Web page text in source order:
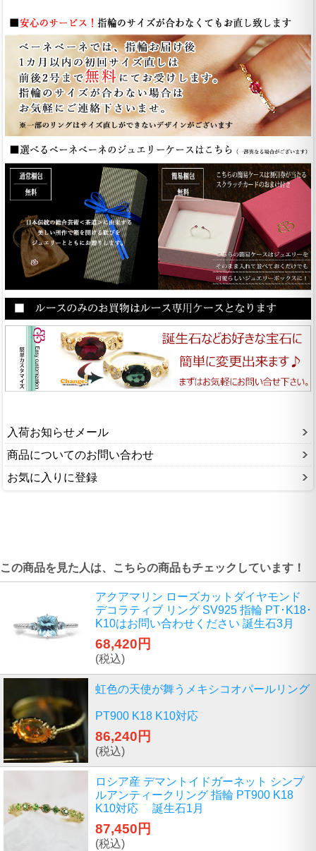
入荷お知らせメール
商品についてのお問い合わせ
お気に入りに登録
この商品を見た人は、こちらの商品もチェックしています！
アクアマリン ローズカットダイヤモンド
デコラティブ リング SV925 指輪 PT･K18･
K10はお問い合わせください 誕生石3月
68,420円
(税込)
虹色の天使が舞うメキシコオパールリング
PT900 K18 K10対応
86,240円
(税込)
ロシア産 デマントイドガーネット シンプ
ルアンティークリング 指輪 PT900 K18
K10対応 誕生石1月
87,450円
(税込)